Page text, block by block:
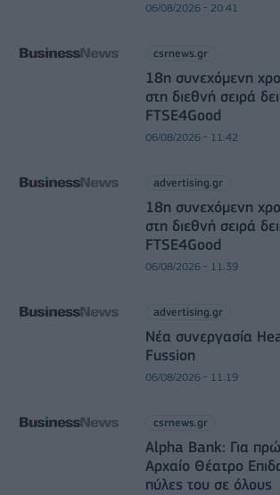
06/08/2026 - 20:41
csrnews.gr
18η συνεχόμενη
στη διεθνή σειρά
FTSE4Good
06/08/2026 - 11:42
advertising.gr
18η συνεχόμενη
στη διεθνή σειρά
FTSE4Good
06/08/2026 - 11:39
advertising.gr
Νέα συνεργασία
Fussion
06/08/2026 - 11:19
csrnews.gr
Alpha Bank: Για
Αρχαίο Θέατρο
πύλες του σε όλους